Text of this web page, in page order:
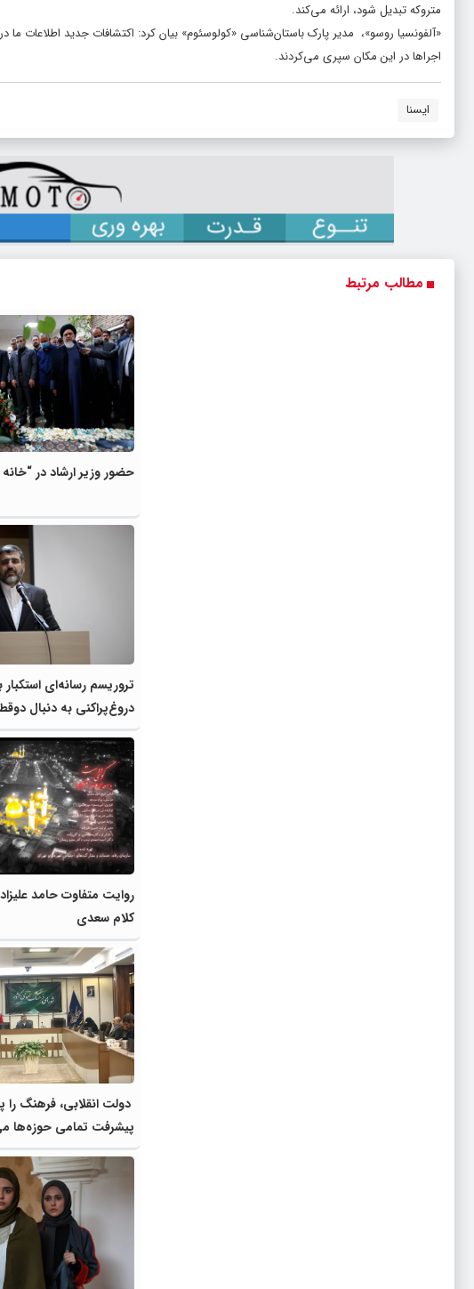
متروکه تبدیل شود، ارائه می‌کند.
«آلفونسیا روسو»، ‌ مدیر پارک باستان‌شناسی «کولوسئوم» بیان کرد: اکتشافات جدید اطلاعات
اجراها در این مکان‌ سپری می‌کردند.
ایسنا
مطالب مرتبط
حضور وزیر ارشاد در “خانه
تروریسم رسانه‌ای
دروغ‌پراکنی به دنبال
است
روایت متفاوت حامد
کلام سعدی
دولت انقلابی، فرهنگ را
پیشرفت تمامی حوزه‌ها